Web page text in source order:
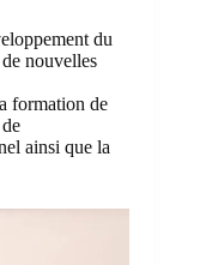
du
nouvelles
formation de
ainsi que la